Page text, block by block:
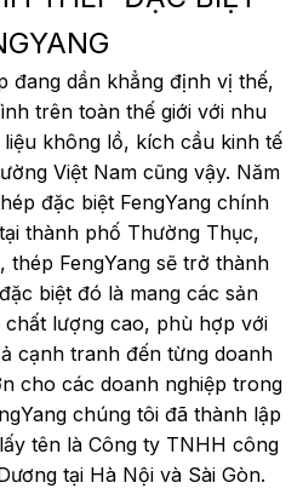
đang dần khẳng định vị thế,
trên toàn thế giới với nhu
không lồ, kích cầu kinh tế
Việt Nam cũng vậy. Năm
đặc biệt FengYang chính
thành phố Thường Thục,
thép FengYang sẽ trở thành
biệt đó là mang các sản
chất lượng cao, phù hợp với
cạnh tranh đến từng doanh
cho các doanh nghiệp trong
chúng tôi đã thành lập
tên là Công ty TNHH công
tại Hà Nội và Sài Gòn.